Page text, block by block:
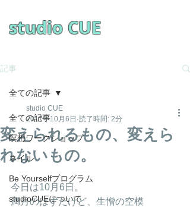
​studio CUE
記事
全ての記事
瞑想ワークショップ
ネイル
Be Yourselfプログラム
studioCUEについて
全ての記事
変えられるもの、変えら
れないもの。
studio CUE
2017年10月6日 読了時間: 2分
今日は10月6日。
満月のはずだけど、生憎の空模